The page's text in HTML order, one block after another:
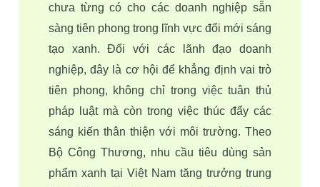
chưa từng có cho các doanh nghiệp sẵn
sàng tiên phong trong lĩnh vực đổi mới sáng
tạo xanh. Đối với các lãnh đạo doanh
nghiệp, đây là cơ hội để khẳng định vai trò
tiên phong, không chỉ trong việc tuân thủ
pháp luật mà còn trong việc thúc đẩy các
sáng kiến thân thiện với môi trường. Theo
Bộ Công Thương, nhu cầu tiêu dùng sản
phẩm xanh tại Việt Nam tăng trưởng trung